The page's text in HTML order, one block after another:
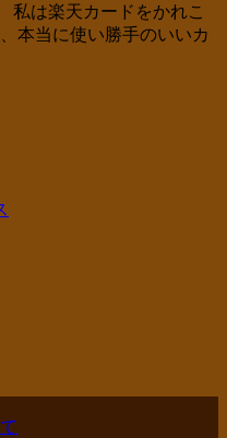
私は楽天カードをかれこ
本当に使い勝手のいいカ